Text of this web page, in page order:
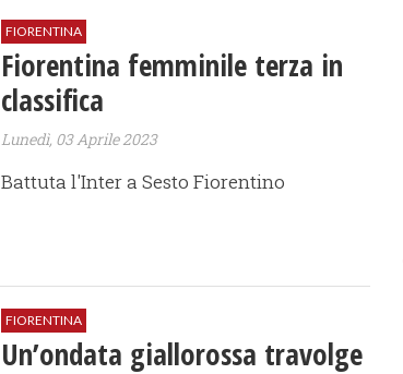
FIORENTINA
Fiorentina femminile terza in
classifica
Lunedì, 03 Aprile 2023
Battuta l'Inter a Sesto Fiorentino
FIORENTINA
Un’ondata giallorossa travolge